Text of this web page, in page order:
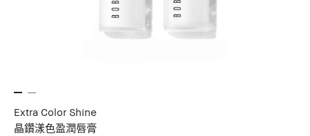
Extra Color Shine
晶鑽漾色盈潤唇膏